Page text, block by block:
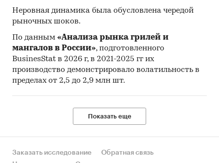
Неровная динамика была обусловлена чередой
рыночных шоков.
По данным «Анализа рынка грилей и
мангалов в России», подготовленного
BusinesStat в 2026 г, в 2021-2025 гг их
производство демонстрировало волатильность в
пределах от 2,5 до 2,9 млн шт.
Показать еще
Заказать исследование
Обратная связь